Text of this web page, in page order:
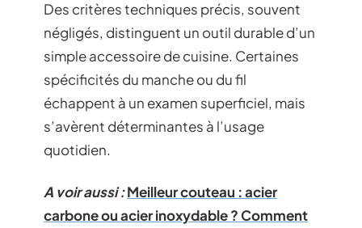
Des critères techniques précis, souvent
négligés, distinguent un outil durable d’un
simple accessoire de cuisine. Certaines
spécificités du manche ou du fil
échappent à un examen superficiel, mais
s’avèrent déterminantes à l’usage
quotidien.
A voir aussi :Meilleur couteau : acier
carbone ou acier inoxydable ? Comment